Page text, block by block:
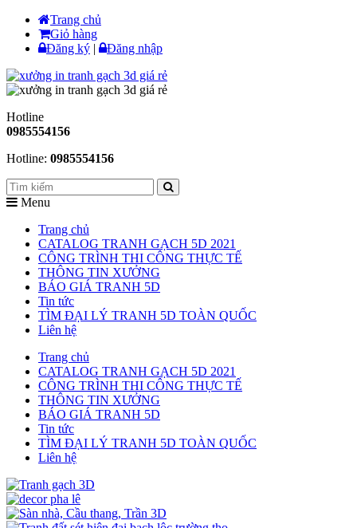
Trang chủ
Giỏ hàng
Đăng ký | Đăng nhập
Hotline
0985554156
Hotline: 0985554156
Menu
Trang chủ
CATALOG TRANH GẠCH 5D 2021
CÔNG TRÌNH THI CÔNG THỰC TẾ
THÔNG TIN XƯỞNG
BÁO GIÁ TRANH 5D
Tin tức
TÌM ĐẠI LÝ TRANH 5D TOÀN QUỐC
Liên hệ
Trang chủ
CATALOG TRANH GẠCH 5D 2021
CÔNG TRÌNH THI CÔNG THỰC TẾ
THÔNG TIN XƯỞNG
BÁO GIÁ TRANH 5D
Tin tức
TÌM ĐẠI LÝ TRANH 5D TOÀN QUỐC
Liên hệ